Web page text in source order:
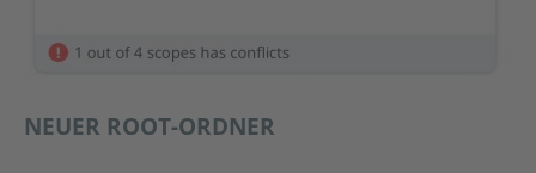
NEUER ROOT-ORDNER